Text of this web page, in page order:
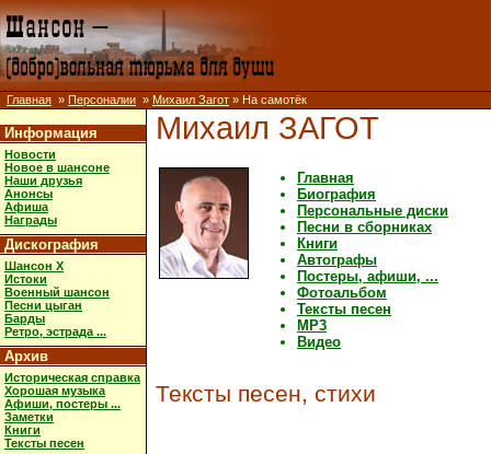
Главная » Персоналии » Михаил Загот » На самотёк
Информация
Новости
Новое в шансоне
Наши друзья
Анонсы
Афиша
Награды
Дискография
Шансон X
Истоки
Военный шансон
Песни цыган
Барды
Ретро, эстрада ...
Архив
Историческая справка
Хорошая музыка
Афиши, постеры ...
Заметки
Книги
Тексты песен
Михаил ЗАГОТ
Главная
Биография
Персональные диски
Песни в сборниках
Книги
Автографы
Постеры, афиши, ...
Фотоальбом
Тексты песен
MP3
Видео
Тексты песен, стихи